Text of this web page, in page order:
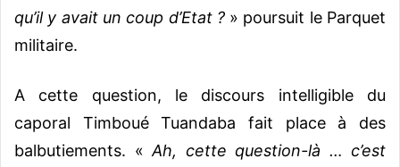
qu’il y avait un coup d’Etat ? » poursuit le Parquet
militaire.
A cette question, le discours intelligible du
caporal Timboué Tuandaba fait place à des
balbutiements. « Ah, cette question-là … c’est